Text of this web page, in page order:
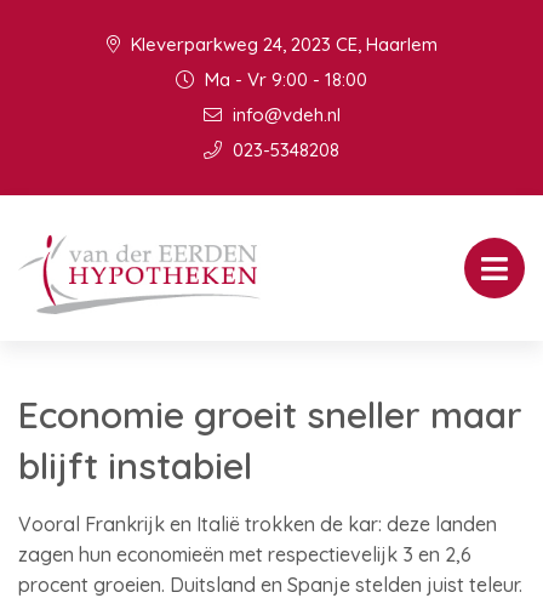
Kleverparkweg 24, 2023 CE, Haarlem
Ma - Vr 9:00 - 18:00
info@vdeh.nl
023-5348208
Economie groeit sneller maar
blijft instabiel
Vooral Frankrijk en Italië trokken de kar: deze landen
zagen hun economieën met respectievelijk 3 en 2,6
procent groeien. Duitsland en Spanje stelden juist teleur.